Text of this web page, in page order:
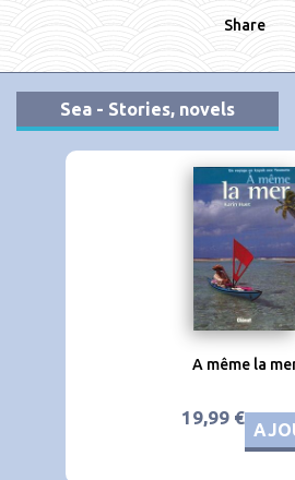
Share
Sea - Stories, novels
A même la
19,99 €